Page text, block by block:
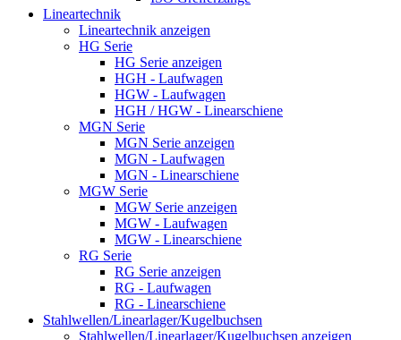
Lineartechnik
Lineartechnik anzeigen
HG Serie
HG Serie anzeigen
HGH - Laufwagen
HGW - Laufwagen
HGH / HGW - Linearschiene
MGN Serie
MGN Serie anzeigen
MGN - Laufwagen
MGN - Linearschiene
MGW Serie
MGW Serie anzeigen
MGW - Laufwagen
MGW - Linearschiene
RG Serie
RG Serie anzeigen
RG - Laufwagen
RG - Linearschiene
Stahlwellen/Linearlager/Kugelbuchsen
Stahlwellen/Linearlager/Kugelbuchsen anzeigen